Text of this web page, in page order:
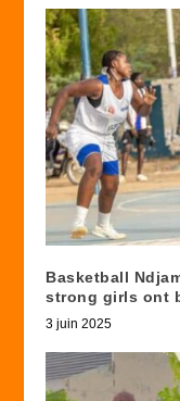
Basketball
strong girls ont
3 juin 2025